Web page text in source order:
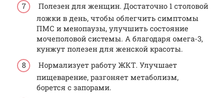
Полезен для женщин. Достаточно 1 столовой
ложки в день, чтобы облегчить симптомы
ПМС и менопаузы, улучшить состояние
мочеполовой системы. А благодаря омега-3,
кунжут полезен для женской красоты.
Нормализует работу ЖКТ. Улучшает
пищеварение, разгоняет метаболизм,
борется с запорами.